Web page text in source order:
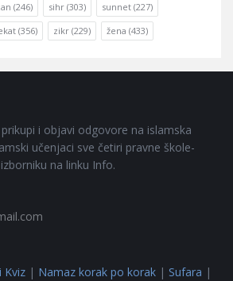
(246) sihr (303) sunnet (227)
(356) zikr (229) žena (433)
i objavi odgovore na islamska
učenjaci sve četiri pravne škole-
na linku Info.
Kviz | Namaz korak po korak | Sufara |